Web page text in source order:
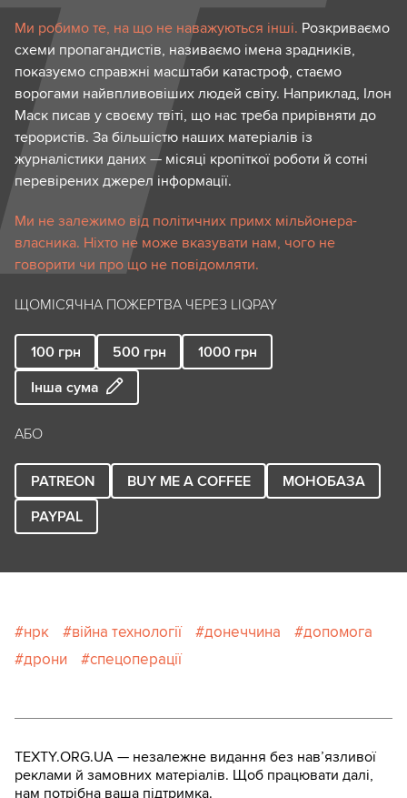
Ми робимо те, на що не наважуються інші. Розкриваємо
схеми пропагандистів, називаємо імена зрадників,
показуємо справжні масштаби катастроф, стаємо
ворогами найвпливовіших людей світу. Наприклад, Ілон
Маск писав у своєму твіті, що нас треба прирівняти до
терористів. За більшістю наших матеріалів із
журналістики даних — місяці кропіткої роботи й сотні
перевірених джерел інформації.
Ми не залежимо від політичних примх мільйонера-
власника. Ніхто не може вказувати нам, чого не
говорити чи про що не повідомляти.
ЩОМІСЯЧНА ПОЖЕРТВА ЧЕРЕЗ LIQPAY
100 грн 500 грн 1000 грн
Інша сума
АБО
PATREON BUY ME A COFFEE
МОНОБАЗА
PAYPAL
нрк війна технології донеччина
допомога
дрони
спецоперації
TEXTY.ORG.UA — незалежне видання без навʼязливої
реклами й замовних матеріалів. Щоб працювати далі,
нам потрібна ваша підтримка.